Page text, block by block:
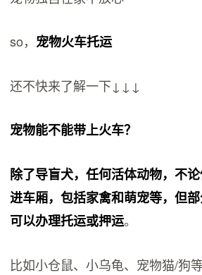
so，宠物火车托运
还不快来了解一下↓↓↓
宠物能不能带上火车？
除了导盲犬，任何活体动物，不
进车厢，包括家禽和萌宠等，但
可以办理托运或押运。
比如小仓鼠、小乌龟、宠物猫/狗